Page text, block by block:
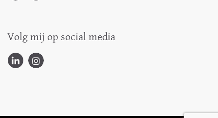
Volg mij op social media